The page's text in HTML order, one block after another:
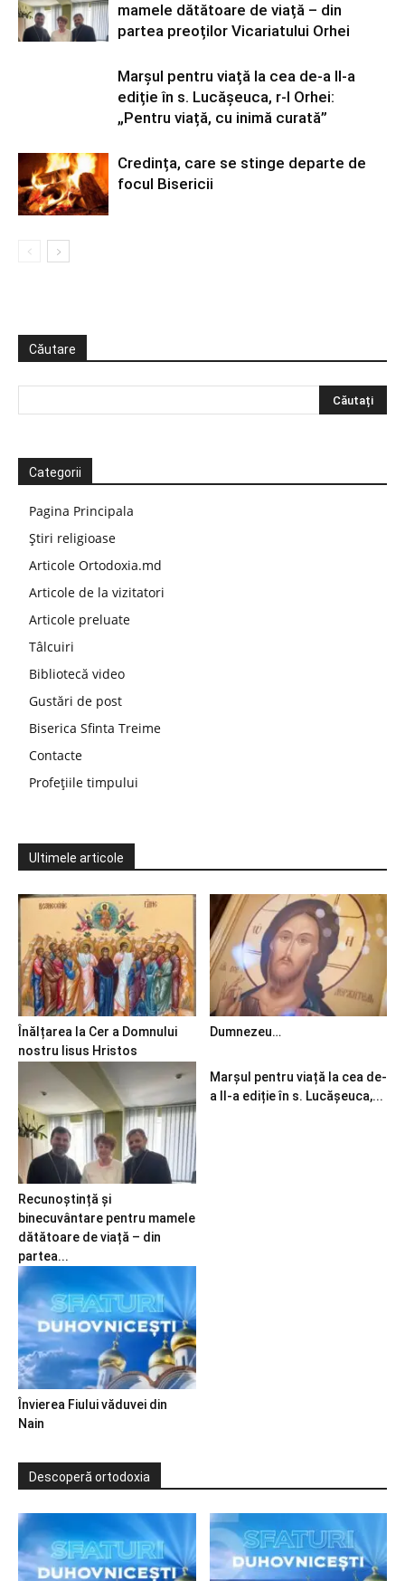
mamele dătătoare de viață – din
partea preoților Vicariatului Orhei
Marșul pentru viață la cea de-a II-a
ediție în s. Lucășeuca, r-l Orhei:
„Pentru viață, cu inimă curată”
Credința, care se stinge departe de
focul Bisericii
Căutare
Categorii
Pagina Principala
Știri religioase
Articole Ortodoxia.md
Articole de la vizitatori
Articole preluate
Tâlcuiri
Bibliotecă video
Gustări de post
Biserica Sfinta Treime
Contacte
Profețiile timpului
Ultimele articole
Înălțarea la Cer a Domnului
nostru Iisus Hristos
Dumnezeu…
Recunoștință și
binecuvântare pentru mamele
dătătoare de viață – din
partea...
Marșul pentru viață la cea de-
a II-a ediție în s. Lucășeuca,...
Învierea Fiului văduvei din
Nain
Descoperă ortodoxia